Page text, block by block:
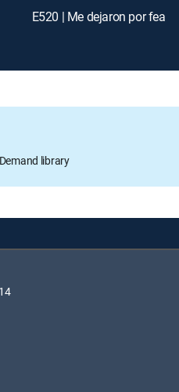
E520 | Me dejaron por fea
library